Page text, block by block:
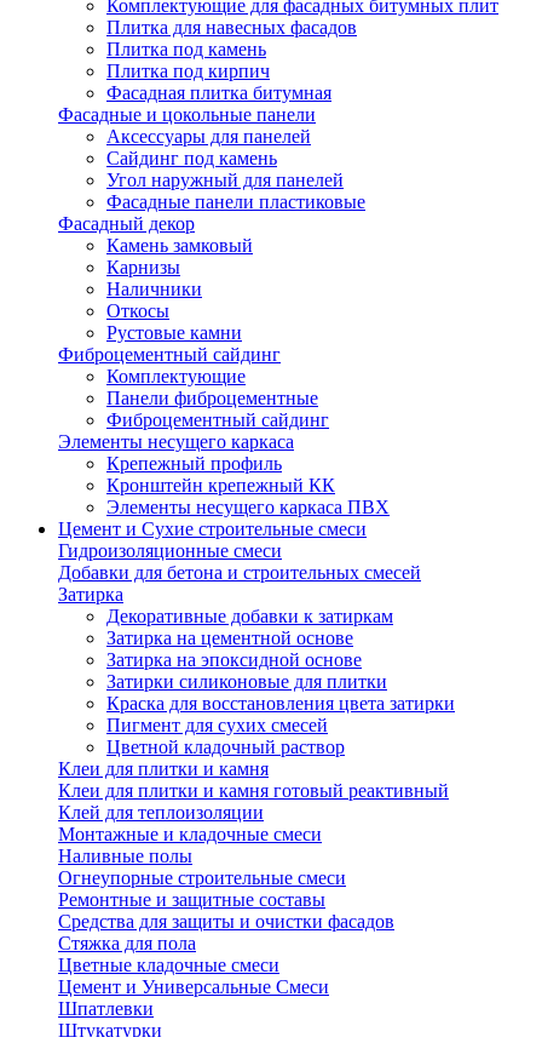
Комплектующие для фасадных битумных плит
Плитка для навесных фасадов
Плитка под камень
Плитка под кирпич
Фасадная плитка битумная
Фасадные и цокольные панели
Аксессуары для панелей
Сайдинг под камень
Угол наружный для панелей
Фасадные панели пластиковые
Фасадный декор
Камень замковый
Карнизы
Наличники
Откосы
Рустовые камни
Фиброцементный сайдинг
Комплектующие
Панели фиброцементные
Фиброцементный сайдинг
Элементы несущего каркаса
Крепежный профиль
Кронштейн крепежный КК
Элементы несущего каркаса ПВХ
Цемент и Сухие строительные смеси
Гидроизоляционные смеси
Добавки для бетона и строительных смесей
Затирка
Декоративные добавки к затиркам
Затирка на цементной основе
Затирка на эпоксидной основе
Затирки силиконовые для плитки
Краска для восстановления цвета затирки
Пигмент для сухих смесей
Цветной кладочный раствор
Клеи для плитки и камня
Клеи для плитки и камня готовый реактивный
Клей для теплоизоляции
Монтажные и кладочные смеси
Наливные полы
Огнеупорные строительные смеси
Ремонтные и защитные составы
Средства для защиты и очистки фасадов
Стяжка для пола
Цветные кладочные смеси
Цемент и Универсальные Смеси
Шпатлевки
Штукатурки